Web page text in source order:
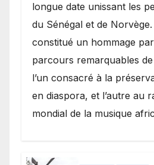
longue date unissant les
du Sénégal et de
constitué un hommage
parcours remarquables
l’un consacré à la
en diaspora, et l’autre au
mondial de la musique